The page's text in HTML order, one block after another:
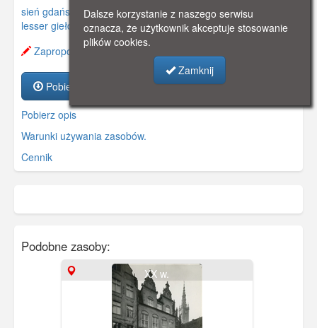
sień gdańska ,nowy dom ławy,główne miasto,długi targ
lesser giełdziński,muzeum,kolekcja,
Zaproponuj zmianę opisu.
Pobierz zasób
Pobierz opis
Warunki używania zasobów.
Cennik
Podobne zasoby:
XX w.
Dalsze korzystanie z naszego serwisu
oznacza, że użytkownik akceptuje stosowanie
plików cookies.
Zamknij